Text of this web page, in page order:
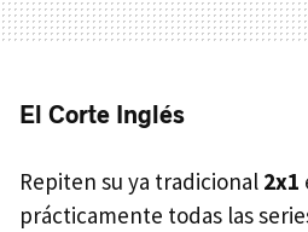
El Corte Inglés
Repiten su ya tradicional 2x1
prácticamente todas las